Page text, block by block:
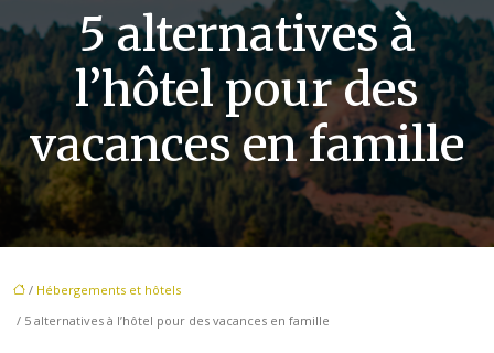
5 alternatives à
l’hôtel pour des
vacances en famille
/ Hébergements et hôtels
/ 5 alternatives à l’hôtel pour des vacances en famille